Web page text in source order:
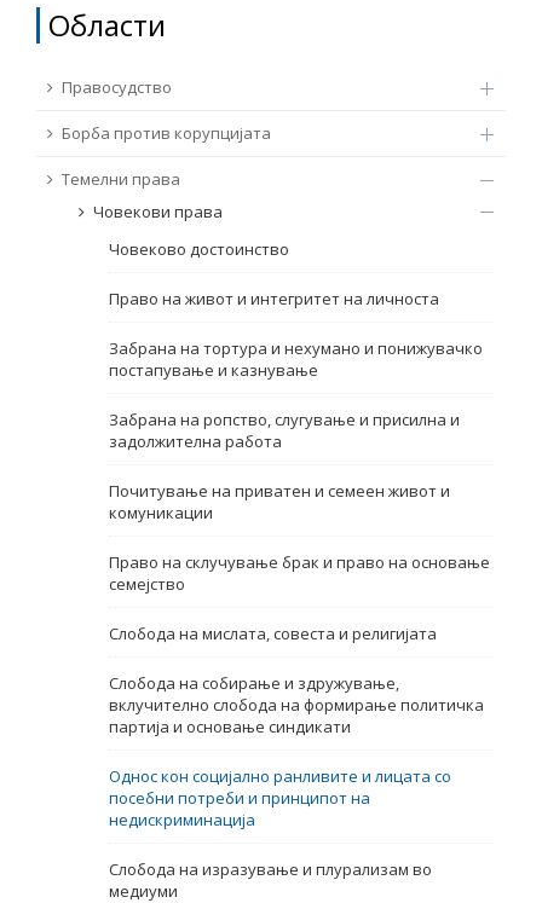
ТЕМЕЛНИ ПРАВА
Област / подрачје
Извор
Од Мрежа 23
Датум на објавување
Име, опис или клучен збор
Области
Правосудство
Борба против корупцијата
Темелни права
Човекови права
Човеково достоинство
Право на живот и интегритет на личноста
Забрана на тортура и нехумано и понижувачко
постапување и казнување
Забрана на ропство, слугување и присилна и
задолжителна работа
Почитување на приватен и семеен живот и
комуникации
Право на склучување брак и право на основање
семејство
Слобода на мислата, совеста и религијата
Слобода на собирање и здружување,
вклучително слобода на формирање политичка
партија и основање синдикати
Однос кон социјално ранливите и лицата со
посебни потреби и принципот на
недискриминација
Слобода на изразување и плурализам во
медиуми